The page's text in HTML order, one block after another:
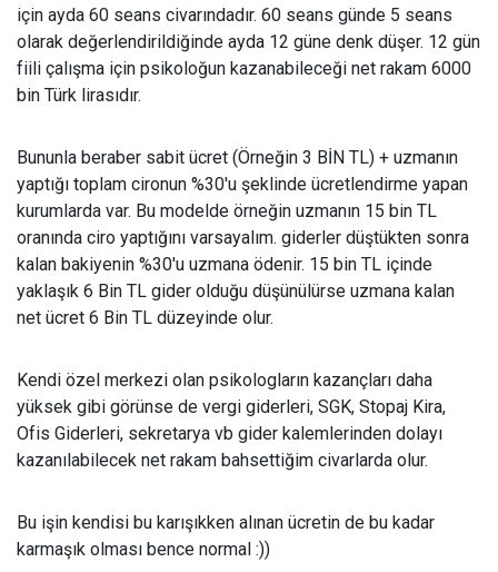
için ayda 60 seans civarındadır. 60 seans günde 5 seans
olarak değerlendirildiğinde ayda 12 güne denk düşer. 12 gün
fiili çalışma için psikoloğun kazanabileceği net rakam 6000
bin Türk lirasıdır.
Bununla beraber sabit ücret (Örneğin 3 BİN TL) + uzmanın
yaptığı toplam cironun %30'u şeklinde ücretlendirme yapan
kurumlarda var. Bu modelde örneğin uzmanın 15 bin TL
oranında ciro yaptığını varsayalım. giderler düştükten sonra
kalan bakiyenin %30'u uzmana ödenir. 15 bin TL içinde
yaklaşık 6 Bin TL gider olduğu düşünülürse uzmana kalan
net ücret 6 Bin TL düzeyinde olur.
Kendi özel merkezi olan psikologların kazançları daha
yüksek gibi görünse de vergi giderleri, SGK, Stopaj Kira,
Ofis Giderleri, sekretarya vb gider kalemlerinden dolayı
kazanılabilecek net rakam bahsettiğim civarlarda olur.
Bu işin kendisi bu karışıkken alınan ücretin de bu kadar
karmaşık olması bence normal :))